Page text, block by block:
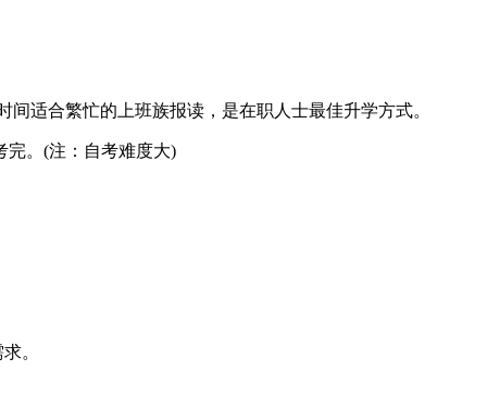
适合繁忙的上班族报读，是在职人士最佳升学方式。
。(注：自考难度大)
。